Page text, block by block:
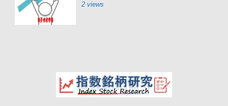
2 views